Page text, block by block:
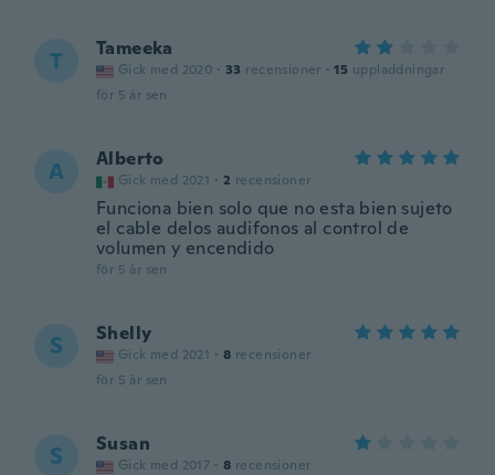
T Tameeka
Gick med 2020 · 33 recensioner · 15 uppladdningar
för 5 år sen
A Alberto
Gick med 2021 · 2 recensioner
Funciona bien solo que no esta bien sujeto
el cable delos audifonos al control de
volumen y encendido
för 5 år sen
S Shelly
Gick med 2021 · 8 recensioner
för 5 år sen
S Susan
Gick med 2017 · 8 recensioner